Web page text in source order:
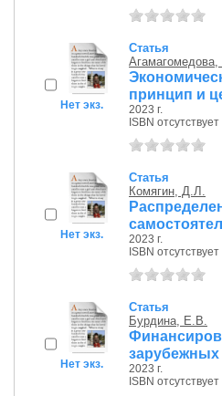
Нет экз.
Статья
принцип и
2023 г.
ISBN отсутствует
Нет экз.
Статья
Комягин, Д.Л.
2023 г.
ISBN отсутствует
Нет экз.
Статья
Бурдина, Е.В.
зарубежных
2023 г.
ISBN отсутствует